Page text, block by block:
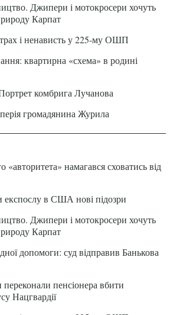
Джипери і мотокросери хочуть
Карпат
і ненависть у 225-му ОШП
квартирна «схема» в родині
комбрига Лучанова
громадянина Журила
«авторитета» намагався сховатись від
в США нові підозри
Джипери і мотокросери хочуть
Карпат
допомоги: суд відправив Банькова
переконали пенсіонера вбити
Нацгвардії